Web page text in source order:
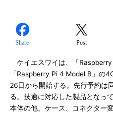
Share Post
ケイエスワイは、「
「Raspberry Pi 4 Model B」の
26日から開始する。先行予約は
る。技適に対応した製品となっ
本体の他、ケース、コネクター